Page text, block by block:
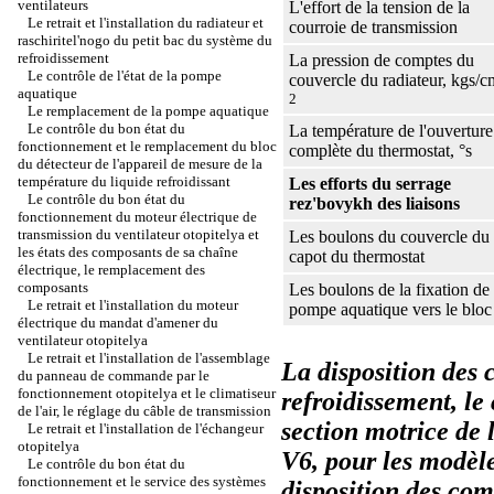
ventilateurs
Le retrait et l'installation du radiateur et
raschiritel'nogo du petit bac du système du
refroidissement
Le contrôle de l'état de la pompe
aquatique
Le remplacement de la pompe aquatique
Le contrôle du bon état du
fonctionnement et le remplacement du bloc
du détecteur de l'appareil de mesure de la
température du liquide refroidissant
Le contrôle du bon état du
fonctionnement du moteur électrique de
transmission du ventilateur otopitelya et
les états des composants de sa chaîne
électrique, le remplacement des
composants
Le retrait et l'installation du moteur
électrique du mandat d'amener du
ventilateur otopitelya
Le retrait et l'installation de l'assemblage
du panneau de commande par le
fonctionnement otopitelya et le climatiseur
de l'air, le réglage du câble de transmission
Le retrait et l'installation de l'échangeur
otopitelya
Le contrôle du bon état du
fonctionnement et le service des systèmes
L'effort de la tension de la
courroie de transmission
La pression de comptes du
couvercle du radiateur, kgs/
2
La température de l'ouverture
complète du thermostat, °s
Les efforts du serrage
rez'bovykh des liaisons
Les boulons du couvercle du
capot du thermostat
Les boulons de la fixation de
pompe aquatique vers le bloc
La disposition des
refroidissement,
section motrice
V6, pour les